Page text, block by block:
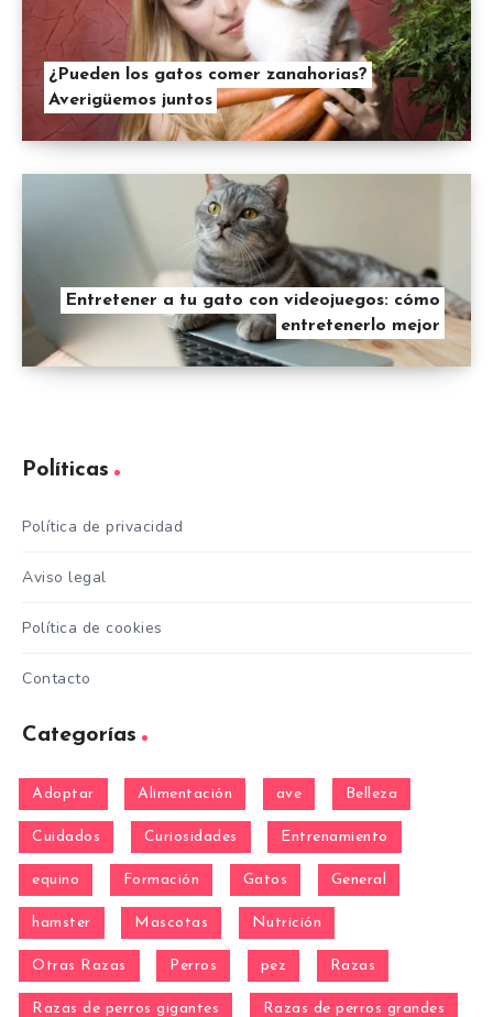
¿Pueden los gatos comer zanahorias?
Averigüemos juntos
Entretener a tu gato con videojuegos: cómo
entretenerlo mejor
Políticas
Política de privacidad
Aviso legal
Política de cookies
Contacto
Categorías
Adoptar Alimentación ave Belleza
Cuidados Curiosidades Entrenamiento
equino Formación Gatos General
hamster Mascotas Nutrición
Otras Razas Perros pez Razas
Razas de perros gigantes Razas de perros grandes